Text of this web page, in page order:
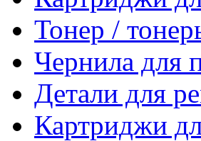
Тонер /
Чернила для
Детали для
Картриджи